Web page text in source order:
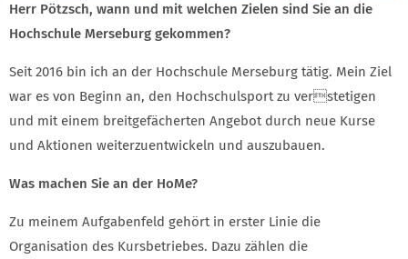
Herr Pötzsch, wann und mit welchen Zielen sind Sie an die
Hochschule Merseburg gekommen?
Seit 2016 bin ich an der Hochschule Merseburg tätig. Mein Ziel
war es von Beginn an, den Hochschulsport zu verstetigen
und mit einem breitgefächerten Angebot durch neue Kurse
und Aktionen weiterzuentwickeln und auszubauen.
Was machen Sie an der HoMe?
Zu meinem Aufgabenfeld gehört in erster Linie die
Organisation des Kursbetriebes. Dazu zählen die